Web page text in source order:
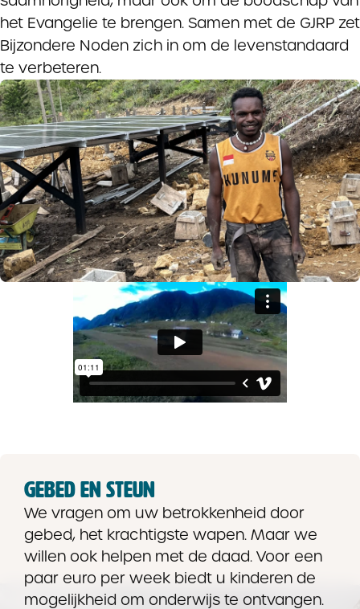
het Evangelie te brengen. Samen met de GJRP zet
Bijzondere Noden zich in om de levenstandaard
te verbeteren.
GEBED EN STEUN
We vragen om uw betrokkenheid door
gebed, het krachtigste wapen. Maar we
willen ook helpen met de daad. Voor een
paar euro per week biedt u kinderen de
mogelijkheid om onderwijs te ontvangen.